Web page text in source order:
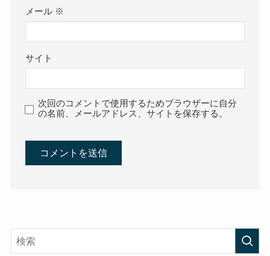
メール ※
サイト
次回のコメントで使用するためブラウザーに自分
の名前、メールアドレス、サイトを保存する。